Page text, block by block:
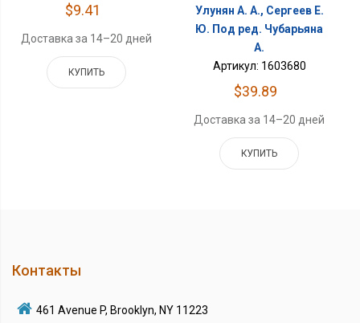
$9.41
Доставка за 14–20 дней
КУПИТЬ
Улунян А. А., Сергеев Е.
Ю. Под ред. Чубарьяна
А.
Артикул: 1603680
$39.89
Доставка за 14–20 дней
КУПИТЬ
Контакты
461 Avenue P, Brooklyn, NY 11223